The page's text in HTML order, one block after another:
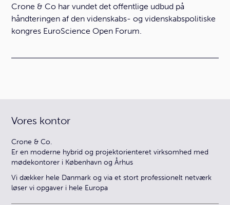
Crone & Co har vundet det offentlige udbud på
håndteringen af den videnskabs- og videnskabspolitiske
kongres EuroScience Open Forum.
Vores kontor
Crone & Co.
Er en moderne hybrid og projektorienteret virksomhed med
mødekontorer i København og Århus
Vi dækker hele Danmark og via et stort professionelt netværk
løser vi opgaver i hele Europa